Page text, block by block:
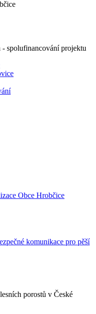
spolufinancování projektu
porostů v České